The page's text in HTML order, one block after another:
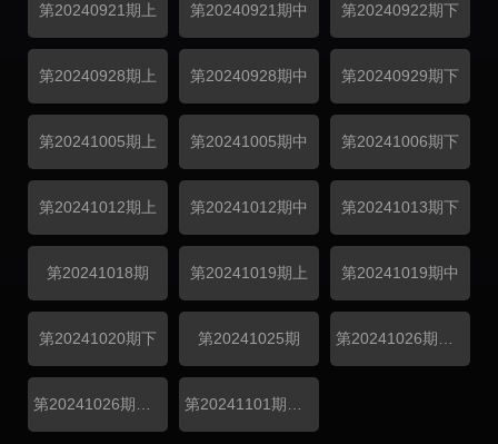
第20240921期上 第20240921期中 第20240922期下
第20240928期上 第20240928期中 第20240929期下
第20241005期上 第20241005期中 第20241006期下
第20241012期上 第20241012期中 第20241013期下
第20241018期 第20241019期上 第20241019期中
第20241020期下 第20241025期